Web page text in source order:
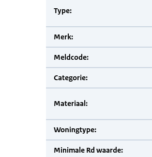
Type:
Merk:
Meldcode:
Categorie:
Materiaal:
Woningtype:
Minimale Rd waarde: